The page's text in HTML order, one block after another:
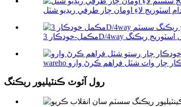
رول آئوٽ ڪنٽيليور ريڪنگ